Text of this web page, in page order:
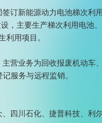
订新能源动力电池梯次利
，主要生产梯次利用电
利用项目。
营业务为回收报废机动
服务与远程监销。
四川石化、捷普科技、